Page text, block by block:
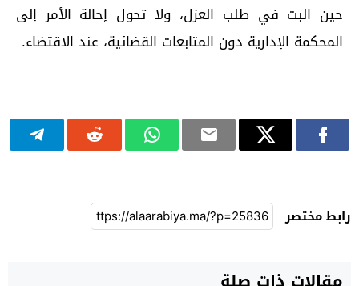
حين البت في طلب العزل، ولا تحول إحالة الأمر إلى
المحكمة الإدارية دون المتابعات القضائية، عند الاقتضاء.
رابط مختصر